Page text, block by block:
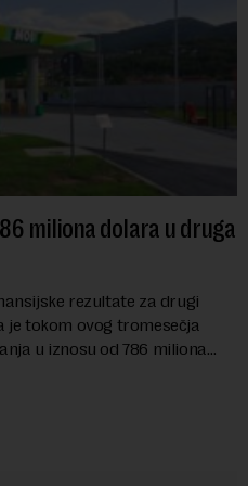
miliona dolara u druga
rezultate za drugi
je tokom ovog tromesečja
u iznosu od 786 miliona